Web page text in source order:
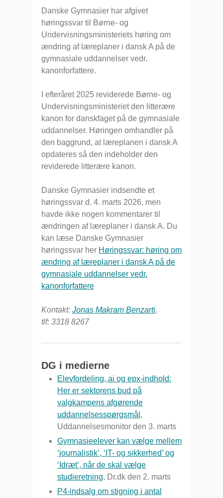
Danske Gymnasier har afgivet
høringssvar til Børne- og
Undervisningsministeriets høring om
ændring af læreplaner i dansk A på de
gymnasiale uddannelser vedr.
kanonforfattere.
I efteråret 2025 reviderede Børne- og
Undervisningsministeriet den litterære
kanon for danskfaget på de gymnasiale
uddannelser. Høringen omhandler på
den baggrund, at læreplanen i dansk A
opdateres så den indeholder den
reviderede litterære kanon.
Danske Gymnasier indsendte et
høringssvar d. 4. marts 2026, men
havde ikke nogen kommentarer til
ændringen af læreplaner i dansk A. Du
kan læse Danske Gymnasier
høringssvar her Høringssvar: høring om
ændring af læreplaner i dansk A på de
gymnasiale uddannelser vedr.
kanonforfattere
Kontakt: Jonas Makram Benzarti,
tlf: 3318 8267
DG i medierne
Elevfordeling, ai og epx-indhold:
Her er sektorens bud på
valgkampens afgørende
uddannelsesspørgsmål ,
Uddannelsesmonitor den 3. marts
Gymnasieelever kan vælge mellem
‘journalistik’, ‘IT- og sikkerhed’ og
‘Idræt’, når de skal vælge
studieretning, Dr.dk den 2. marts
P4-indsalg om stigning i antal